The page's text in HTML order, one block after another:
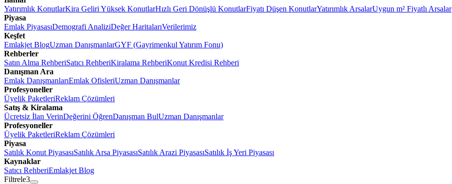
Yatırımlık KonutlarKira Geliri Yüksek KonutlarHızlı Geri Dönüşlü KonutlarFiyatı Düşen KonutlarYatırımlık ArsalarUygun m² Fiyatlı Arsalar
Piyasa
Emlak PiyasasıDemografi AnaliziDeğer HaritalarıVerilerimiz
Keşfet
Emlakjet BlogUzman DanışmanlarGYF (Gayrimenkul Yatırım Fonu)
Rehberler
Satın Alma RehberiSatıcı RehberiKiralama RehberiKonut Kredisi Rehberi
Danışman Ara
Emlak DanışmanlarıEmlak OfisleriUzman Danışmanlar
Profesyoneller
Üyelik PaketleriReklam Çözümleri
Satış & Kiralama
Ücretsiz İlan VerinDeğerini ÖğrenDanışman BulUzman Danışmanlar
Profesyoneller
Üyelik PaketleriReklam Çözümleri
Piyasa
Satılık Konut PiyasasıSatılık Arsa PiyasasıSatılık Arazi PiyasasıSatılık İş Yeri Piyasası
Kaynaklar
Satıcı RehberiEmlakjet Blog
Filtrele3